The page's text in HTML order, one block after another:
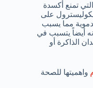
تمنع أكسدة
على
مما يسبب
أيضاً يتسبب في
الذاكرة أو
واهميتها للصحة